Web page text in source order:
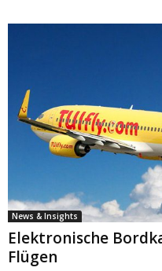
News & Insights
Elektronische
Flügen